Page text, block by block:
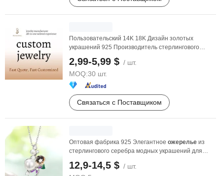
Пользовательский 14K 18K Дизайн золотых
украшений 925 Производитель стерлингового
серебра OEM ODM ...
2,99-5,99 $ / шт.
MOQ:30 шт.
Связаться с Поставщиком
Оптовая фабрика 925 Элегантное ожерелье из
стерлингового серебра модных украшений для
12,9-14,5 $ / шт.